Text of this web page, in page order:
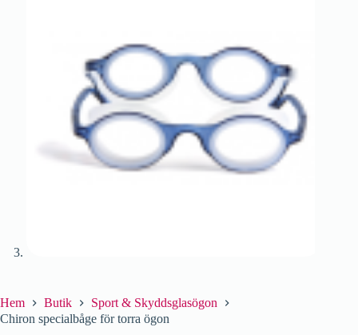
Hem Butik
Sport & Skyddsglasögon
Chiron specialbåge för torra ögon